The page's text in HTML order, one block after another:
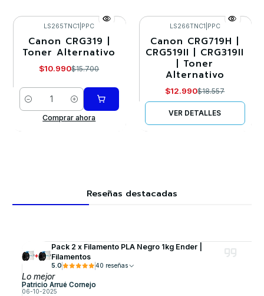
-30%
LS265TNC1 PPC
Canon CRG319 |
Toner Alternativo
$10.990$15.700
Cantidad
Comprar ahora
-30%
Agotado
LS266TNC1 PPC
Canon CRG719H |
CRG519II | CRG319II
| Toner
Alternativo
$12.990$18.557
VER DETALLES
Reseñas destacadas
Pack 2 x Filamento PLA Negro 1kg Ender |
Filamentos
5.0 40 reseñas
Lo mejor
Patricio Arrué Cornejo
06-10-2025